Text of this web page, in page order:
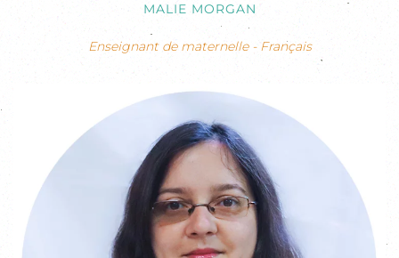
MALIE MORGAN
Enseignant de maternelle - Français